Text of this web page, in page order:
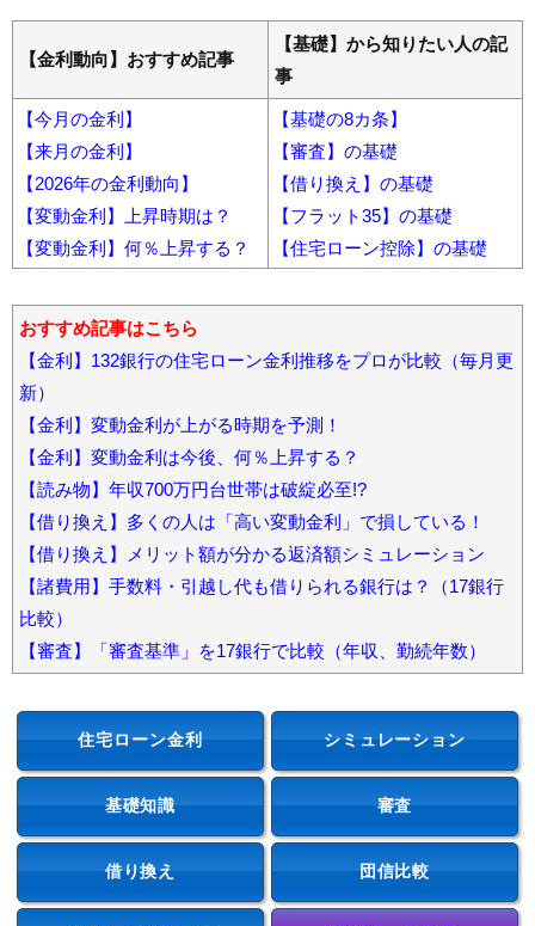
【金利動向】おすすめ記事
【基礎】から知りたい人の記
事
【今月の金利】
【来月の金利】
【2026年の金利動向】
【変動金利】上昇時期は？
【変動金利】何％上昇する？
【基礎の8カ条】
【審査】の基礎
【借り換え】の基礎
【フラット35】の基礎
【住宅ローン控除】の基礎
おすすめ記事はこちら
【金利】132銀行の住宅ローン金利推移をプロが比較（毎月更
新）
【金利】変動金利が上がる時期を予測！
【金利】変動金利は今後、何％上昇する？
【読み物】年収700万円台世帯は破綻必至!?
【借り換え】多くの人は「高い変動金利」で損している！
【借り換え】メリット額が分かる返済額シミュレーション
【諸費用】手数料・引越し代も借りられる銀行は？（17銀行
比較）
【審査】「審査基準」を17銀行で比較（年収、勤続年数）
住宅ローン金利 シミュレーション
基礎知識 審査
借り換え 団信比較